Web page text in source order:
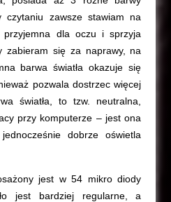
czytaniu zawsze stawiam na
przyjemna dla oczu i sprzyja
zabieram się za naprawy, na
barwa światła okazuje się
pozwala dostrzec więcej
światła, to tzw. neutralna,
przy komputerze – jest ona
dobrze oświetla
jest w 54 mikro diody
jest bardziej regularne, a